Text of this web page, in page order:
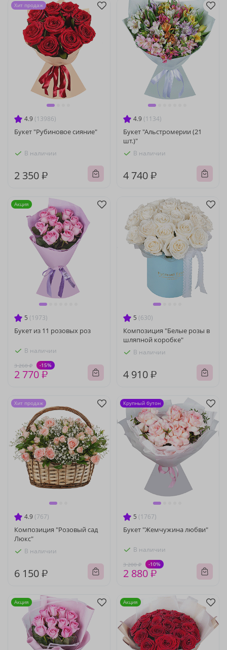
4.9 (13986)
Букет "Рубиновое сияние"
В наличии
2 350 ₽
Хит продаж
4.9 (1134)
Букет "Альстромерии (21
шт.)"
В наличии
4 740 ₽
5 (1973)
Букет из 11 розовых роз
В наличии
3 260 ₽ -15%
2 770 ₽
Акция
5 (630)
Композиция "Белые розы в
шляпной коробке"
В наличии
4 910 ₽
4.9 (767)
Композиция "Розовый сад
Люкс"
В наличии
6 150 ₽
Хит продаж
5 (1767)
Букет "Жемчужина любви"
В наличии
3 200 ₽ -10%
2 880 ₽
Крупный бутон
Акция Акция